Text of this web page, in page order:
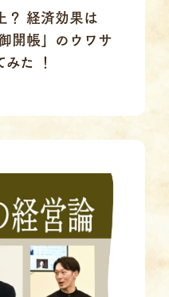
？ 経済効果は
開帳」のウワサ
た ！